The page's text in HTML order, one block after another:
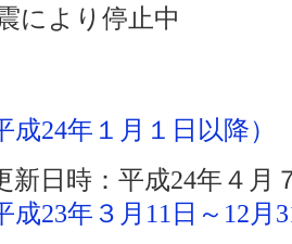
により停止中
成24年１月１日以降）
新日時：平成24年４月
23年３月11日～12月